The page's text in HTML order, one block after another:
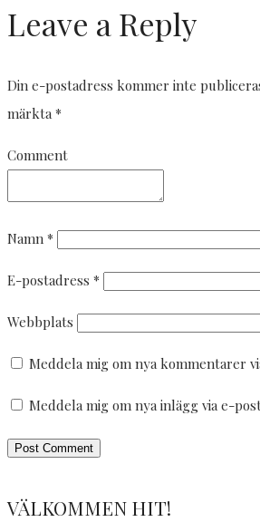
Leave a Reply
Din e-postadress kommer inte
märkta *
Comment
Namn *
E-postadress *
Webbplats
Meddela mig om nya kommentarer
Meddela mig om nya inlägg via e-
VÄLKOMMEN HIT!